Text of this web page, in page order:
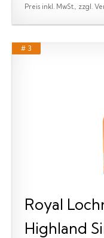
Preis inkl. MwSt., zzgl.
# 3
Royal
Highland